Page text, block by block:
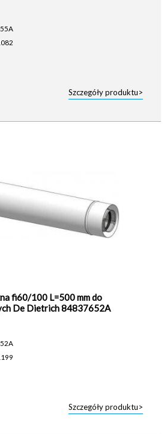
Szczegóły produktu>
fi60/100 L=500 mm do
De Dietrich 84837652A
Szczegóły produktu>